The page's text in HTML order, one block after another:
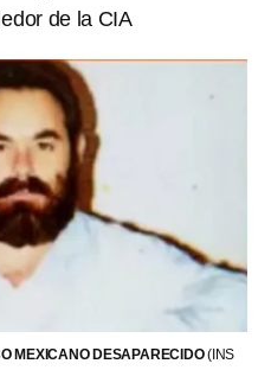
de la CIA
MEXICANO DESAPARECIDO(INS